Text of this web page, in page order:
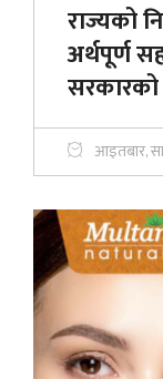
राज्यको
अर्थपूर्ण
सरकारको
आइतबार,